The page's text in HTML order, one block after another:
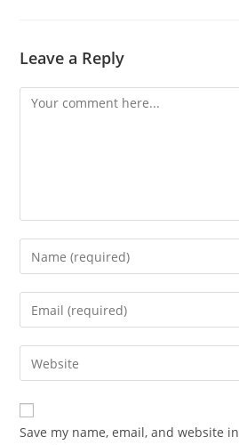
Leave a Reply
Save my name, email, and website